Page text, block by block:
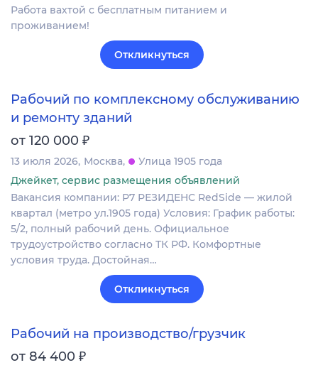
Работа вахтой с бесплатным питанием и
проживанием!
Откликнуться
Рабочий по комплексному обслуживанию
и ремонту зданий
от 120 000 ₽
13 июля 2026 Москва
Улица 1905 года
Джейкет, сервис размещения объявлений
Вакансия компании: Р7 РЕЗИДЕНС RedSide — жилой
квартал (метро ул.1905 года) Условия: График работы:
5/2, полный рабочий день. Официальное
трудоустройство согласно ТК РФ. Комфортные
условия труда. Достойная…
Откликнуться
Рабочий на производство/грузчик
от 84 400 ₽